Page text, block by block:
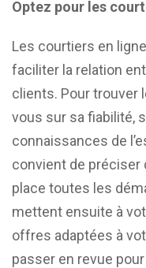
Optez pour les
Les courtiers en
faciliter la relation
clients. Pour trouver
vous sur sa fiabilité,
connaissances de
convient de préciser
place toutes les
mettent ensuite à
offres adaptées à
passer en revue